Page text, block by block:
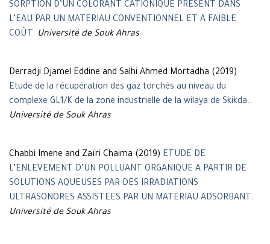
SORPTION D’UN COLORANT CATIONIQUE PRESENT DANS
L’EAU PAR UN MATERIAU CONVENTIONNEL ET A FAIBLE
COÛT . Université de Souk Ahras
Derradji Djamel Eddine and Salhi Ahmed Mortadha (2019)
Etude de la récupération des gaz torchés au niveau du
complexe GL1/K de la zone industrielle de la wilaya de Skikda..
Université de Souk Ahras
Chabbi Imene and Zaïri Chaima (2019) ETUDE DE
L’ENLEVEMENT D’UN POLLUANT ORGANIQUE A PARTIR DE
SOLUTIONS AQUEUSES PAR DES IRRADIATIONS
ULTRASONORES ASSISTEES PAR UN MATERIAU ADSORBANT .
Université de Souk Ahras